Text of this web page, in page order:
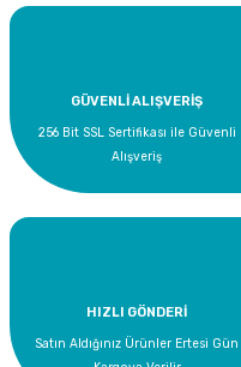
GÜVENLİ ALIŞVERİŞ
256 Bit SSL Sertifikası ile Güvenli
Alışveriş
HIZLI GÖNDERİ
Satın Aldığınız Ürünler Ertesi Gün